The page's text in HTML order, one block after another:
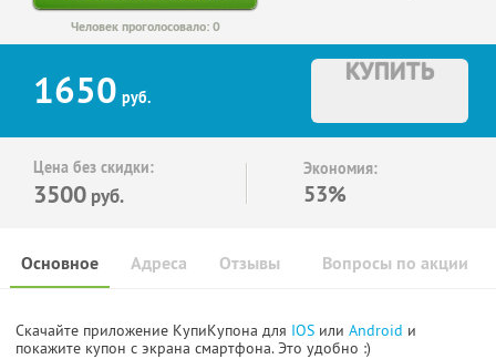
Человек проголосовало: 0
1650 руб.
КУПИТЬ
Цена без скидки:
3500 руб.
Экономия:
53%
Основное Отзывы Вопросы по акции
Адреса
Скачайте приложение КупиКупона для IOS или Android и
покажите купон с экрана смартфона. Это удобно :)